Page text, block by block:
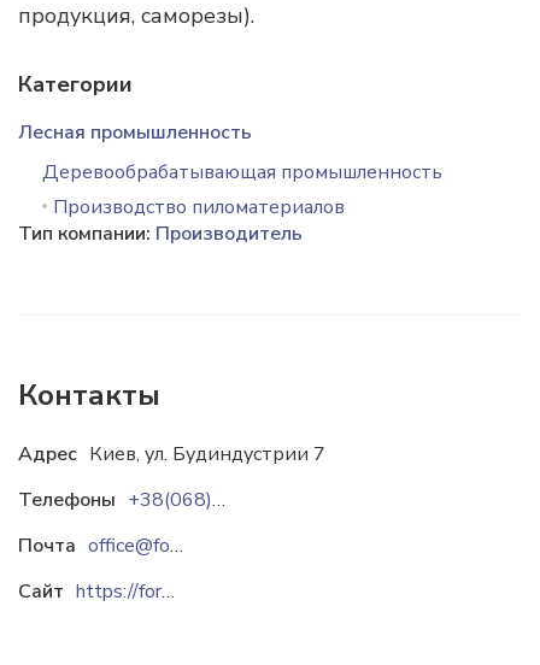
продукция, саморезы).
Категории
Лесная промышленность
Деревообрабатывающая промышленность
Производство пиломатериалов
Тип компании: Производитель
Контакты
Адрес Киев, ул. Будиндустрии 7
Телефоны
+38(068)500-87-50
Почта
office@foreest.com.ua
Сайт
https://foreest.com.ua